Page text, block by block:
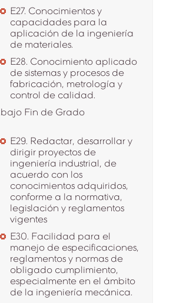
E27. Conocimientos y
capacidades para la
aplicación de la ingeniería
de materiales.
E28. Conocimiento aplicado
de sistemas y procesos de
fabricación, metrología y
control de calidad.
Fin de Grado
E29. Redactar, desarrollar y
dirigir proyectos de
ingeniería industrial, de
acuerdo con los
conocimientos adquiridos,
conforme a la normativa,
legislación y reglamentos
vigentes
E30. Facilidad para el
manejo de especificaciones,
reglamentos y normas de
obligado cumplimiento,
especialmente en el ámbito
de la ingeniería mecánica.